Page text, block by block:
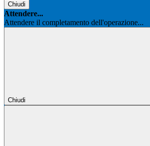
Chiudi
Attendere...
Attendere il completamento dell'operazione...
Chiudi